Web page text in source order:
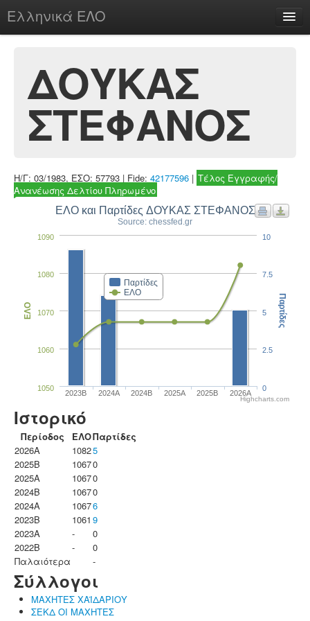
Ελληνικά ΕΛΟ
chesstu.be @ discord
Login
ΔΟΥΚΑΣ
ΣΤΕΦΑΝΟΣ
Η/Γ: 03/1983, ΕΣΟ: 57793 | Fide: 42177596 | Τέλος Εγγραφής/
Ανανέωσης Δελτίου Πληρωμένο
ΕΛΟ και Παρτίδες ΔΟΥΚΑΣ ΣΤΕΦΑΝΟΣ
Source: chessfed.gr
Παρτίδες
ΕΛΟ
2023B 2024A 2024B 2025A 2025B 2026A
1060
1070
1080
1050
1090
ΕΛΟ
0
2.5
5
7.5
10
Παρτίδες
Highcharts.com
Ιστορικό
Περίοδος ΕΛΟΠαρτίδες
2026A
10825
2025B
10670
2025A
10670
2024B
10670
2024A
10676
2023B
1061 9
2023Α
-
0
2022B
-
0
Παλαιότερα
-
Σύλλογοι
ΜΑΧΗΤΕΣ ΧΑΪΔΑΡΙΟΥ
ΣΕΚΔ ΟΙ ΜΑΧΗΤΕΣ